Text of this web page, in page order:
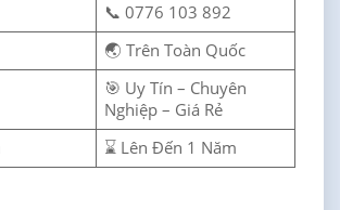
📞 0776 103 892
🌏 Trên Toàn Quốc
🎯 Uy Tín – Chuyên
Nghiệp – Giá Rẻ
⌛ Lên Đến 1 Năm